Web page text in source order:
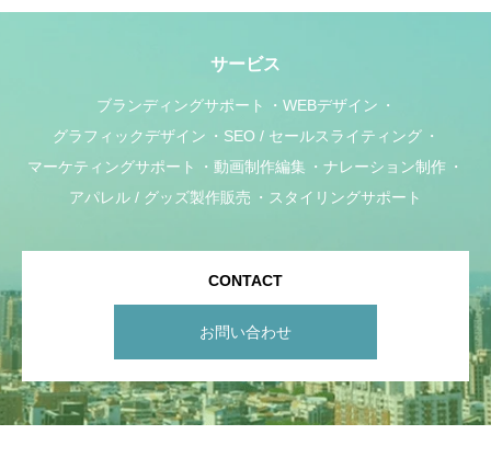
サービス
ブランディングサポート
WEBデザイン
グラフィックデザイン
SEO / セールスライティング
マーケティングサポート
動画制作編集
ナレーション制作
アパレル / グッズ製作販売
スタイリングサポート
CONTACT
お問い合わせ